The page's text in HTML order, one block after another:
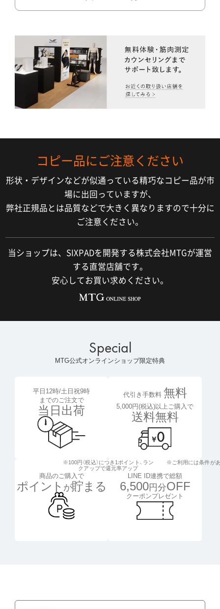
コピー品にご注意ください
形状・デザインなどが似通っている精巧なコピー品が市
場に出回っていますが、
弊社正規品とは品質などで大きく異なりますので十分に
ご注意ください。
当ショップは、SIXPADを開発する株式会社MTGが運営
する直営店舗です。
安心してお買い求めください。
Special
MTG公式オンラインショップ限定特典
平日12時/土日祝9時
までのご注文で
当日出荷
代引き手数料 無料
5,000円(税込)以上ご購入で
送料無料
商品のご購入で
ポイント が貯まる
※100円（税込）につき1ポイント、 ラン
クアップで還元率アップ
LINE ID連携で総額
6,500円分OFF
クーポンプレゼント
※ご利用には条件が